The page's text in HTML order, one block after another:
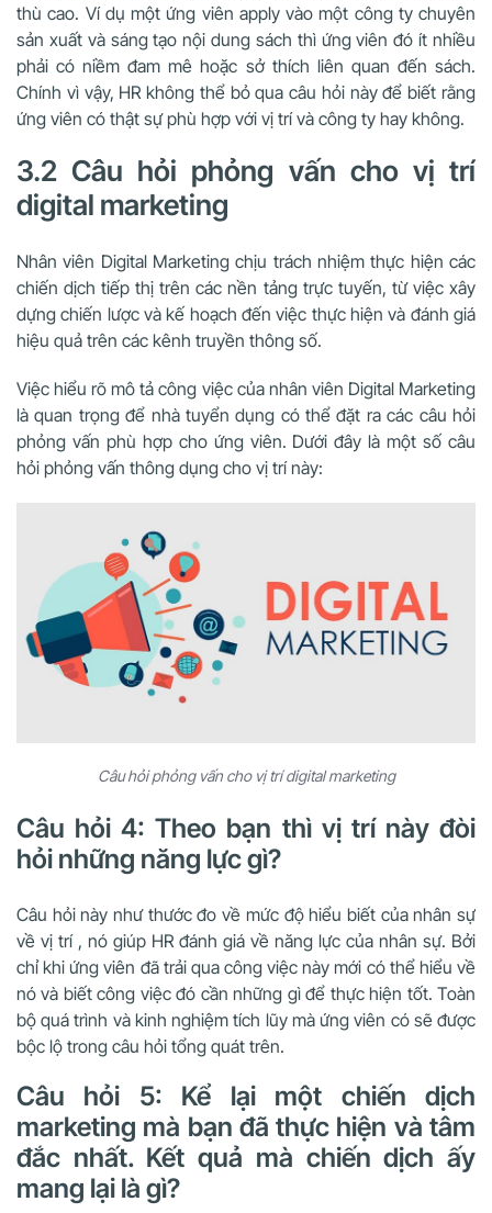
thù cao. Ví dụ một ứng viên apply vào một công ty chuyên
sản xuất và sáng tạo nội dung sách thì ứng viên đó ít nhiều
phải có niềm đam mê hoặc sở thích liên quan đến sách.
Chính vì vậy, HR không thể bỏ qua câu hỏi này để biết rằng
ứng viên có thật sự phù hợp với vị trí và công ty hay không.
3.2 Câu hỏi phỏng vấn cho vị trí
digital marketing
Nhân viên Digital Marketing chịu trách nhiệm thực hiện các
chiến dịch tiếp thị trên các nền tảng trực tuyến, từ việc xây
dựng chiến lược và kế hoạch đến việc thực hiện và đánh giá
hiệu quả trên các kênh truyền thông số.
Việc hiểu rõ mô tả công việc của nhân viên Digital Marketing
là quan trọng để nhà tuyển dụng có thể đặt ra các câu hỏi
phỏng vấn phù hợp cho ứng viên. Dưới đây là một số câu
hỏi phỏng vấn thông dụng cho vị trí này:
Câu hỏi phỏng vấn cho vị trí digital marketing
Câu hỏi 4: Theo bạn thì vị trí này đòi
hỏi những năng lực gì?
Câu hỏi này như thước đo về mức độ hiểu biết của nhân sự
về vị trí , nó giúp HR đánh giá về năng lực của nhân sự. Bởi
chỉ khi ứng viên đã trải qua công việc này mới có thể hiểu về
nó và biết công việc đó cần những gì để thực hiện tốt. Toàn
bộ quá trình và kinh nghiệm tích lũy mà ứng viên có sẽ được
bộc lộ trong câu hỏi tổng quát trên.
Câu hỏi 5: Kể lại một chiến dịch
marketing mà bạn đã thực hiện và tâm
đắc nhất. Kết quả mà chiến dịch ấy
mang lại là gì?